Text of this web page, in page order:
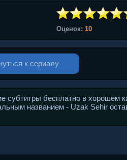
Оценок: 10
к сериалу
субтитры бесплатно в хорошем
названием - Uzak Sehir